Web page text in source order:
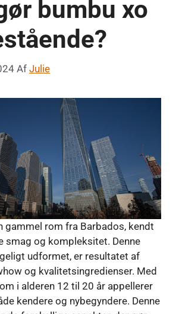
bumbu xo
Af Julie
gammel rom fra Barbados, kendt
smag og kompleksitet. Denne
udformet, er resultatet af
og kvalitetsingredienser. Med
i alderen 12 til 20 år appellerer
kendere og nybegyndere. Denne